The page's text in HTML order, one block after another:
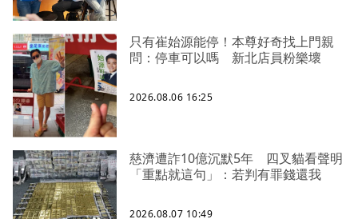
只有崔始源能停！本尊好奇找上門親
問：停車可以嗎 新北店員粉樂壞
2026.08.06 16:25
慈濟遭詐10億沉默5年 四叉貓看聲明
「重點就這句」：若判有罪錢還我
2026.08.07 10:49